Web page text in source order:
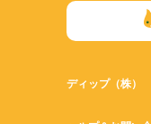
ディップ（株）